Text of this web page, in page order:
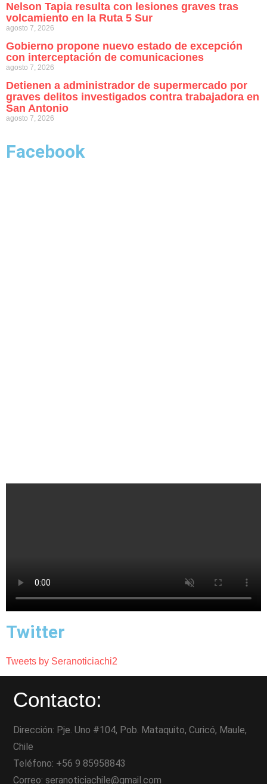
Nelson Tapia resulta con lesiones graves tras
volcamiento en la Ruta 5 Sur
agosto 7, 2026
Gobierno propone nuevo estado de excepción
con interceptación de comunicaciones
agosto 7, 2026
Detienen a administrador de supermercado por
graves delitos investigados contra trabajadora en
San Antonio
agosto 7, 2026
Facebook
Twitter
Tweets by Seranoticiachi2
Contacto:
Dirección: Pje. Uno #104, Pob. Mataquito, Curicó, Maule,
Chile
Teléfono: +56 9 85958843
Correo: seranoticiachile@gmail.com